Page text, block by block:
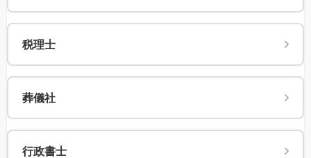
税理士
葬儀社
行政書士